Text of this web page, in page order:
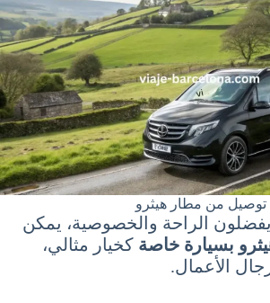
توصيل من مطار هيثرو
الراحة والخصوصية، يمكن
بسيارة خاصة كخيار مثالي،
الأعمال.